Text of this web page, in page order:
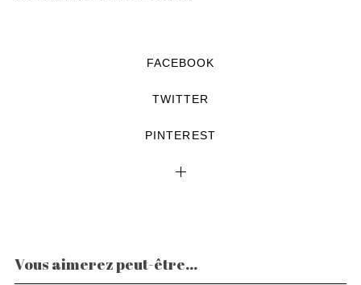
FACEBOOK
TWITTER
PINTEREST
Vous aimerez peut-être...